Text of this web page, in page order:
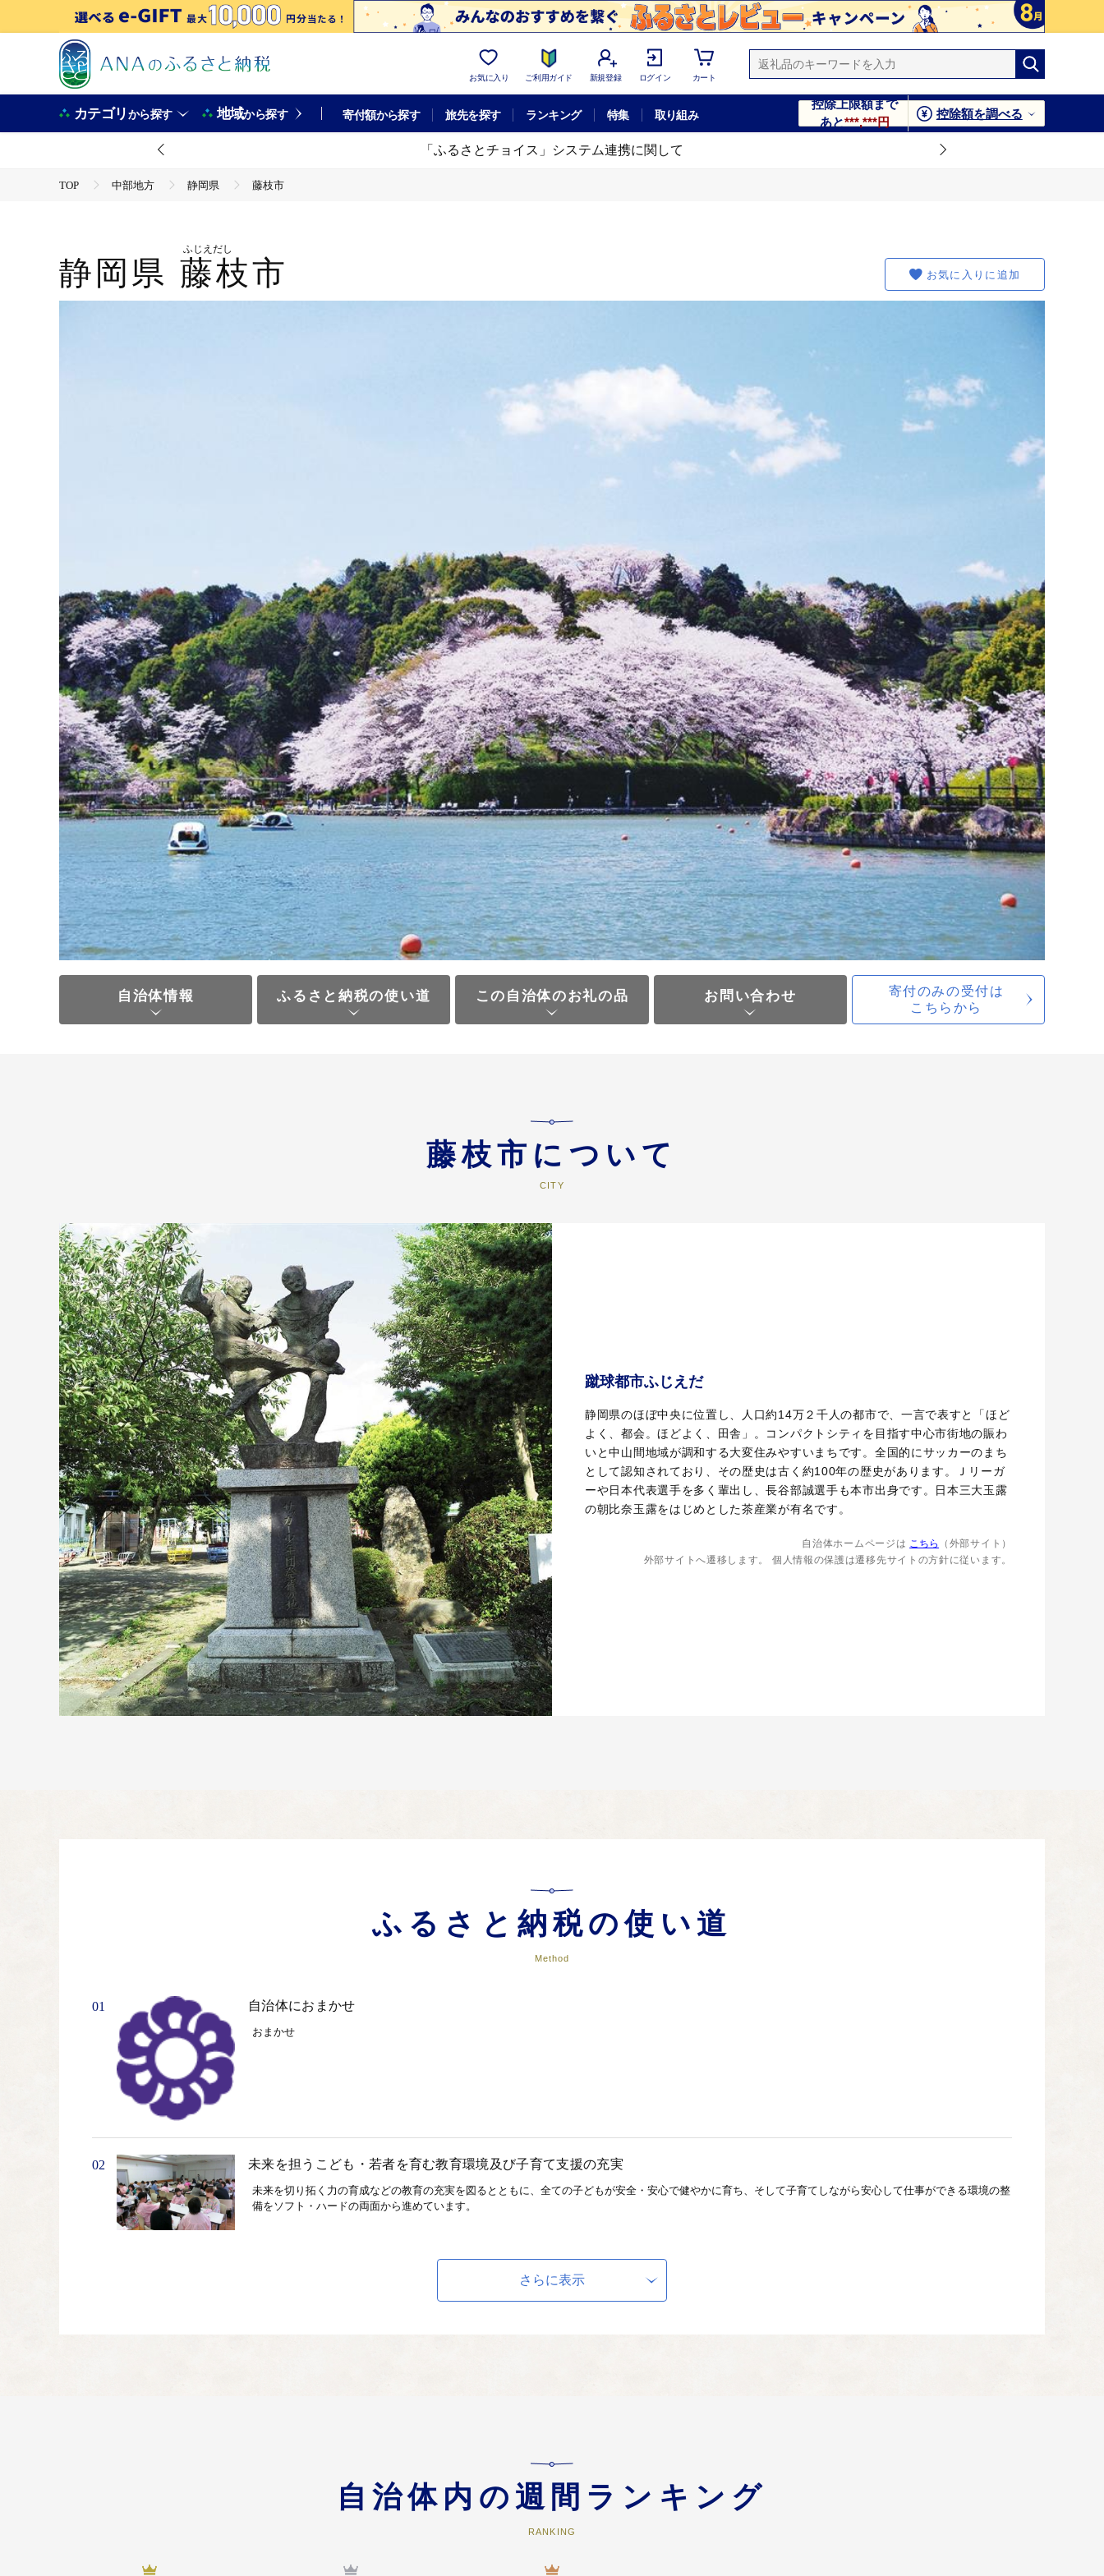
お気に入り ご利用ガイド 新規登録 ログイン カート
カテゴリから探す 地域から探す 寄付額から探す 旅先を探す ランキング 特集 取り組み
控除上限額まで
あと***,***円
控除額を調べる
「ふるさとチョイス」システム連携に関して
TOP 中部地方 静岡県 藤枝市
静岡県 藤枝市
ふじえだし
お気に入りに追加
自治体情報 ふるさと納税の使い道 この自治体のお礼の品 お問い合わせ
寄付のみの受付は
こちらから
藤枝市について
蹴球都市ふじえだ
静岡県のほぼ中央に位置し、人口約14万２千人の都市で、一言で表すと「ほど
よく、都会。ほどよく、田舎」。コンパクトシティを目指す中心市街地の賑わ
いと中山間地域が調和する大変住みやすいまちです。全国的にサッカーのまち
として認知されており、その歴史は古く約100年の歴史があります。Ｊリーガ
ーや日本代表選手を多く輩出し、長谷部誠選手も本市出身です。日本三大玉露
の朝比奈玉露をはじめとした茶産業が有名です。
自治体ホームページは こちら
（外部サイト）
外部サイトへ遷移します。 個人情報の保護は遷移先サイトの方針に従います。
ふるさと納税の使い道
Method
01 自治体におまかせ
おまかせ
02 未来を担うこども・若者を育む教育環境及び子育て支援の充実
未来を切り拓く力の育成などの教育の充実を図るとともに、全ての子どもが安全・安心で健やかに育ち、そして子育てしながら安心して仕事ができる環境の整
備をソフト・ハードの両面から進めています。
健康で安全に暮らすことができる健康長寿のまちづくりの推進
市民一人一人が心身ともに健康で、地域で支え合いながら安心して住み続けられる「健康・予防日本一」のまちを創るため健康寿命の延伸強化を推進していま
激甚化する自然災害から「命」を守る防災対策の充実
大規模自然災害から市民の命と財産を守るため、ＩＣＴ等を活用した防災ＤＸや災害対策の基盤づくりなどの都市インフラの強靭化を図るとともに、自主防災
さらに表示
自治体内の週間ランキング
RANKING